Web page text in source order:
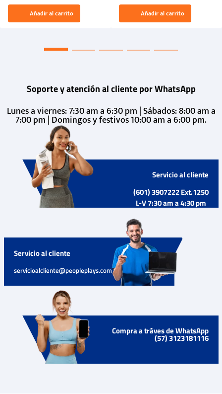
El Rugido del Sol Naciente:
“Primeros para la Et...
Añadir al carrito Añadir al carrito
Soporte y atención al cliente por WhatsApp
Lunes a viernes: 7:30 am a 6:30 pm | Sábados: 8:00 am a
7:00 pm | Domingos y festivos 10:00 am a 6:00 pm.
Servicio al cliente
(601) 3907222 Ext.1250
L-V 7:30 am a 4:30 pm
Servicio al cliente
servicioalcliente@peopleplays.com
Compra a tráves de WhatsApp
(57) 3123181116